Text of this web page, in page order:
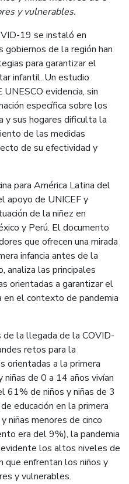
y vulnerables.
19 se instaló en
gobiernos de la región han
para garantizar el
infantil. Un estudio
evidencia, sin
específica sobre los
y sus hogares dificulta la
de las medidas
de su efectividad y
para América Latina del
apoyo de UNICEF y
de la niñez en
y Perú. El documento
que ofrecen una mirada
infancia antes de la
analiza las principales
orientadas a garantizar el
en el contexto de pandemia
la llegada de la COVID-
retos para la
orientadas a la primera
de 0 a 14 años vivían
61% de niños y niñas de 3
educación en la primera
niñas menores de cinco
era del 9%), la pandemia
evidente los altos niveles de
que enfrentan los niños y
y vulnerables.